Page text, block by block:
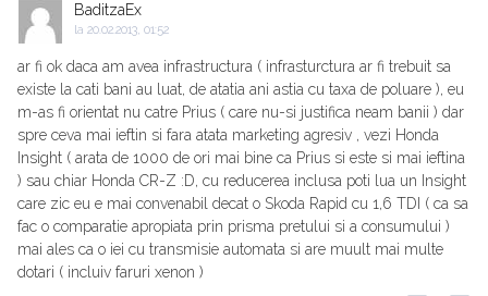
BaditzaEx
la 20.02.2013, 01:52
ar fi ok daca am avea infrastructura ( infrasturctura ar fi trebuit sa
existe la cati bani au luat, de atatia ani astia cu taxa de poluare ), eu
m-as fi orientat nu catre Prius ( care nu-si justifica neam banii ) dar
spre ceva mai ieftin si fara atata marketing agresiv , vezi Honda
Insight ( arata de 1000 de ori mai bine ca Prius si este si mai ieftina
) sau chiar Honda CR-Z :D, cu reducerea inclusa poti lua un Insight
care zic eu e mai convenabil decat o Skoda Rapid cu 1,6 TDI ( ca sa
fac o comparatie apropiata prin prisma pretului si a consumului )
mai ales ca o iei cu transmisie automata si are muult mai multe
dotari ( incluiv faruri xenon )